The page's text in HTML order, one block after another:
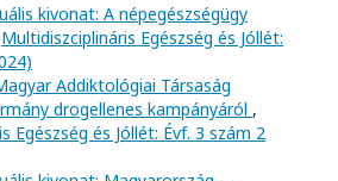
kivonat: A népegészségügy
Multidiszciplináris Egészség és Jóllét:
Addiktológiai Társaság
drogellenes kampányáról ,
Egészség és Jóllét: Évf. 3 szám 2